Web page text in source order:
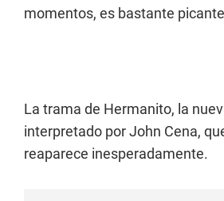
momentos, es bastante
La trama de Hermanito, la
interpretado por John Cena,
reaparece inesperadamente.